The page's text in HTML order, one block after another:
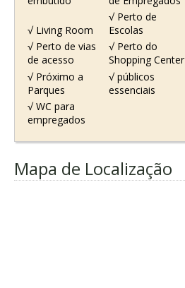
√ Living Room
√ Perto de
Escolas
√ Perto de vias
de acesso
√ Perto do
Shopping Center
√ Próximo a
Parques
√ públicos
essenciais
√ WC para
empregados
Mapa de Localização